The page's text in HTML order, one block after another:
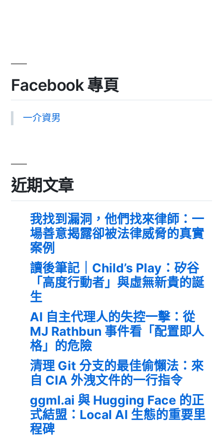
Facebook 專頁
一介資男
近期文章
我找到漏洞，他們找來律師：一
場善意揭露卻被法律威脅的真實
案例
讀後筆記｜Child’s Play：矽谷
「高度行動者」與虛無新貴的誕
生
AI 自主代理人的失控一擊：從
MJ Rathbun 事件看「配置即人
格」的危險
清理 Git 分支的最佳偷懶法：來
自 CIA 外洩文件的一行指令
ggml.ai 與 Hugging Face 的正
式結盟：Local AI 生態的重要里
程碑